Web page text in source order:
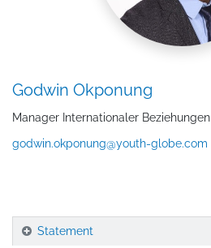
Godwin Okponung
Manager Internationaler Beziehungen
godwin.okponung@youth-globe.com
Statement